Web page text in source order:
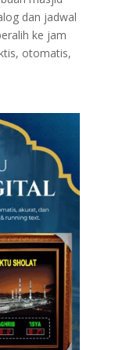
dan jadwal
ke jam
otomatis,